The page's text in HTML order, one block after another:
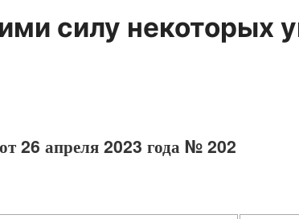
силу некоторых
26 апреля 2023 года № 202